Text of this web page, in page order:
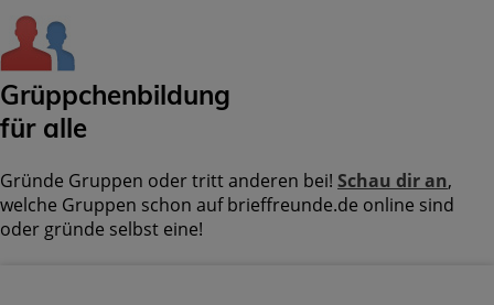
Grüppchenbildung
für alle
Gründe Gruppen oder tritt anderen bei! Schau dir an,
welche Gruppen schon auf brieffreunde.de online sind
oder gründe selbst eine!